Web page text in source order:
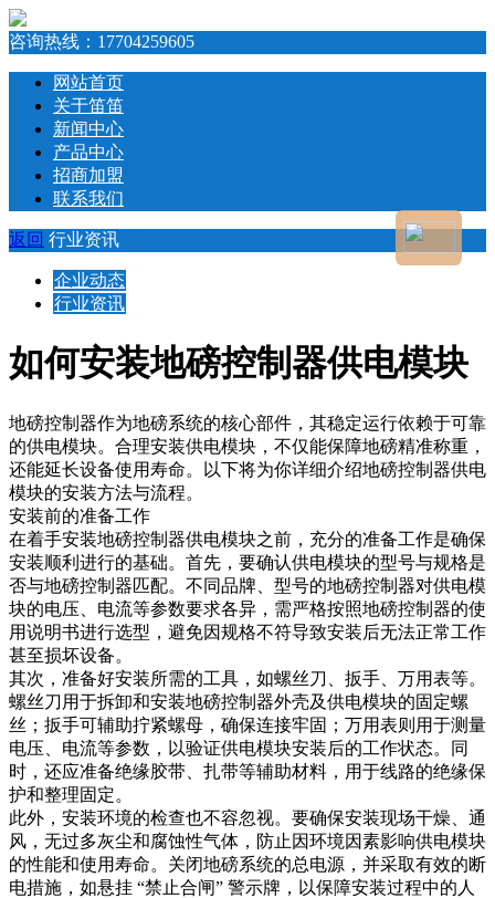
咨询热线： 17704259605
网站首页
关于笛笛
新闻中心
产品中心
招商加盟
联系我们
返回 行业资讯
企业动态
行业资讯
如何安装地磅控制器供电模块
地磅控制器作为地磅系统的核心部件，其稳定运行依赖于可靠
的供电模块。合理安装供电模块，不仅能保障地磅精准称重，
还能延长设备使用寿命。以下将为你详细介绍地磅控制器供电
模块的安装方法与流程。​
安装前的准备工作​
在着手安装地磅控制器供电模块之前，充分的准备工作是确保
安装顺利进行的基础。首先，要确认供电模块的型号与规格是
否与地磅控制器匹配。不同品牌、型号的地磅控制器对供电模
块的电压、电流等参数要求各异，需严格按照地磅控制器的使
用说明书进行选型，避免因规格不符导致安装后无法正常工作
甚至损坏设备。​
其次，准备好安装所需的工具，如螺丝刀、扳手、万用表等。
螺丝刀用于拆卸和安装地磅控制器外壳及供电模块的固定螺
丝；扳手可辅助拧紧螺母，确保连接牢固；万用表则用于测量
电压、电流等参数，以验证供电模块安装后的工作状态。同
时，还应准备绝缘胶带、扎带等辅助材料，用于线路的绝缘保
护和整理固定。​
此外，安装环境的检查也不容忽视。要确保安装现场干燥、通
风，无过多灰尘和腐蚀性气体，防止因环境因素影响供电模块
的性能和使用寿命。关闭地磅系统的总电源，并采取有效的断
电措施，如悬挂 “禁止合闸” 警示牌，以保障安装过程中的人